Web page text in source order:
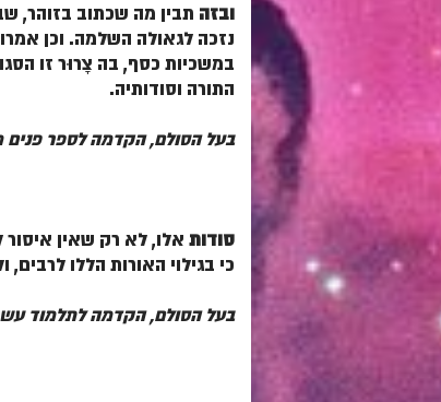
ובזה תבין מה שכתוב בזוהר,
נזכה לגאולה השלמה. וכן
במשכיות כסף, בה צָרוּר זו
התורה וסודותיה.
בעל הסולם, הקדמה לספר פנים
סודות אלו, לא רק שאין
כי בגילוי האורות הללו
בעל הסולם, הקדמה לתלמוד